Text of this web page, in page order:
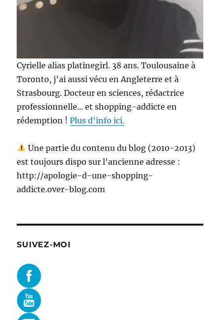
Cyrielle alias platinegirl. 38 ans. Toulousaine à
Toronto, j'ai aussi vécu en Angleterre et à
Strasbourg. Docteur en sciences, rédactrice
professionnelle... et shopping-addicte en
rédemption !Plus d'info ici.
Une partie du contenu du blog (2010-2013)
est toujours dispo sur l'ancienne adresse :
http://apologie-d-une-shopping-
addicte.over-blog.com
SUIVEZ-MOI